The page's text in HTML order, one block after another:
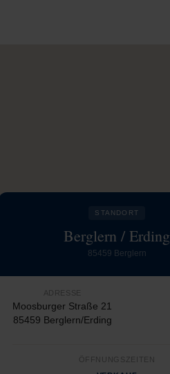
STANDORT
Berglern / Erding
85459 Berglern
ADRESSE
Moosburger Straße 21
85459 Berglern/Erding
ÖFFNUNGSZEITEN